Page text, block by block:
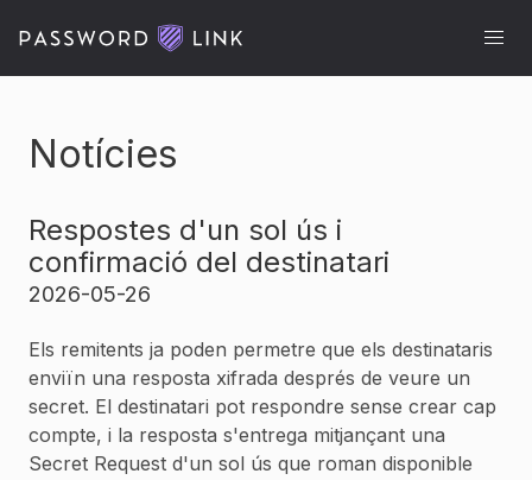
Notícies
Respostes d'un sol ús i
confirmació del destinatari
2026-05-26
Els remitents ja poden permetre que els destinataris
enviïn una resposta xifrada després de veure un
secret. El destinatari pot respondre sense crear cap
compte, i la resposta s'entrega mitjançant una
Secret Request d'un sol ús que roman disponible